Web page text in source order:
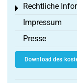
Rechtliche
Toggle menu
Impressum
Presse
Download des